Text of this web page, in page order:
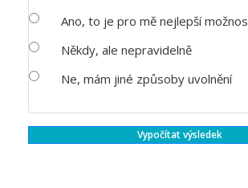
Ano, to je pro mě nejlepší
Někdy, ale nepravidelně
Ne, mám jiné způsoby uvolnění
Vypočítat výsledek